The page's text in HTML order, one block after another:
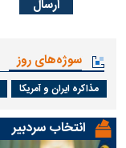
سوژه‌های روز
مذاکره ایران و آمریکا
انتخاب سردبیر